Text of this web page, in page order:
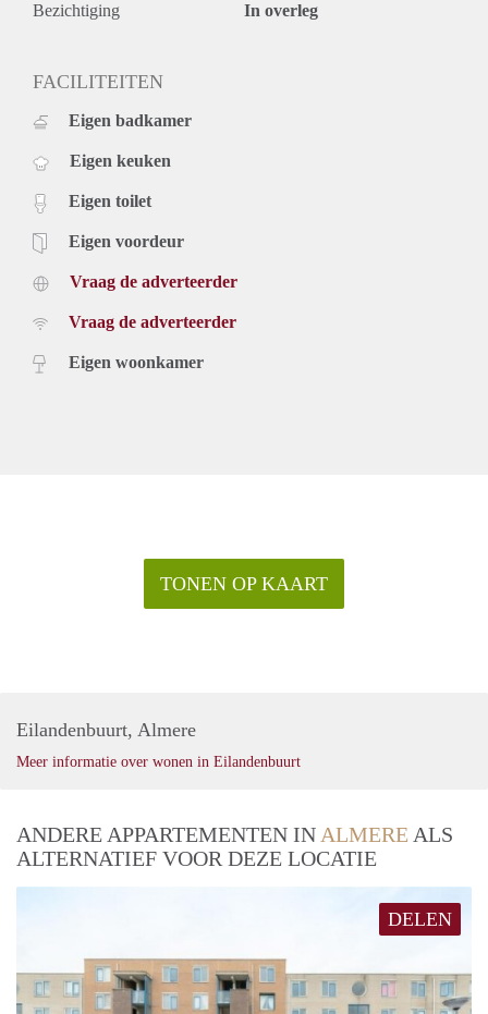
Bezichtiging In overleg
FACILITEITEN
Eigen badkamer
Eigen keuken
Eigen toilet
Eigen voordeur
Vraag de adverteerder
Vraag de adverteerder
Eigen woonkamer
TONEN OP KAART
Eilandenbuurt, Almere
Meer informatie over wonen in Eilandenbuurt
ANDERE APPARTEMENTEN IN ALMERE ALS
ALTERNATIEF VOOR DEZE LOCATIE
DELEN